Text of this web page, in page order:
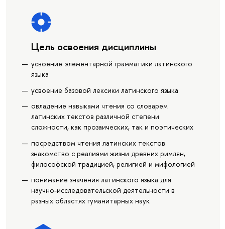
Цель освоения дисциплины
усвоение элементарной грамматики латинского
языка
усвоение базовой лексики латинского языка
овладение навыками чтения со словарем
латинских текстов различной степени
сложности, как прозаических, так и поэтических
посредством чтения латинских текстов
знакомство с реалиями жизни древних римлян,
философской традицией, религией и мифологией
понимание значения латинского языка для
научно-исследовательской деятельности в
разных областях гуманитарных наук